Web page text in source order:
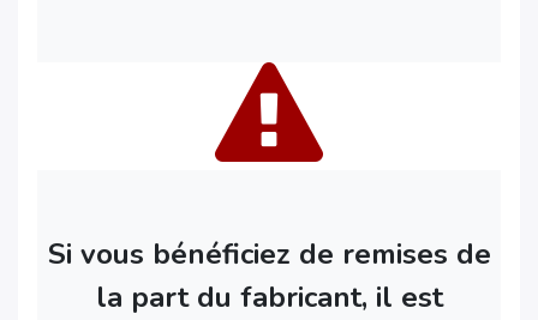
Si vous bénéficiez de remises de
la part du fabricant, il est